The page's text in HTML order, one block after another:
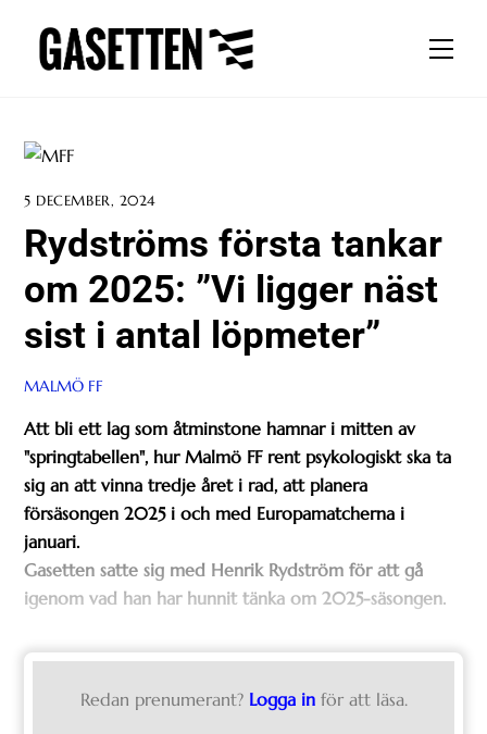
content
5 DECEMBER, 2024
Rydströms första tankar
om 2025: ”Vi ligger näst
sist i antal löpmeter”
MALMÖ FF
Att bli ett lag som åtminstone hamnar i mitten av
"springtabellen", hur Malmö FF rent psykologiskt ska ta
sig an att vinna tredje året i rad, att planera
försäsongen 2025 i och med Europamatcherna i
januari.
Gasetten satte sig med Henrik Rydström för att gå
igenom vad han har hunnit tänka om 2025-säsongen.
Redan prenumerant? Logga in för att läsa.